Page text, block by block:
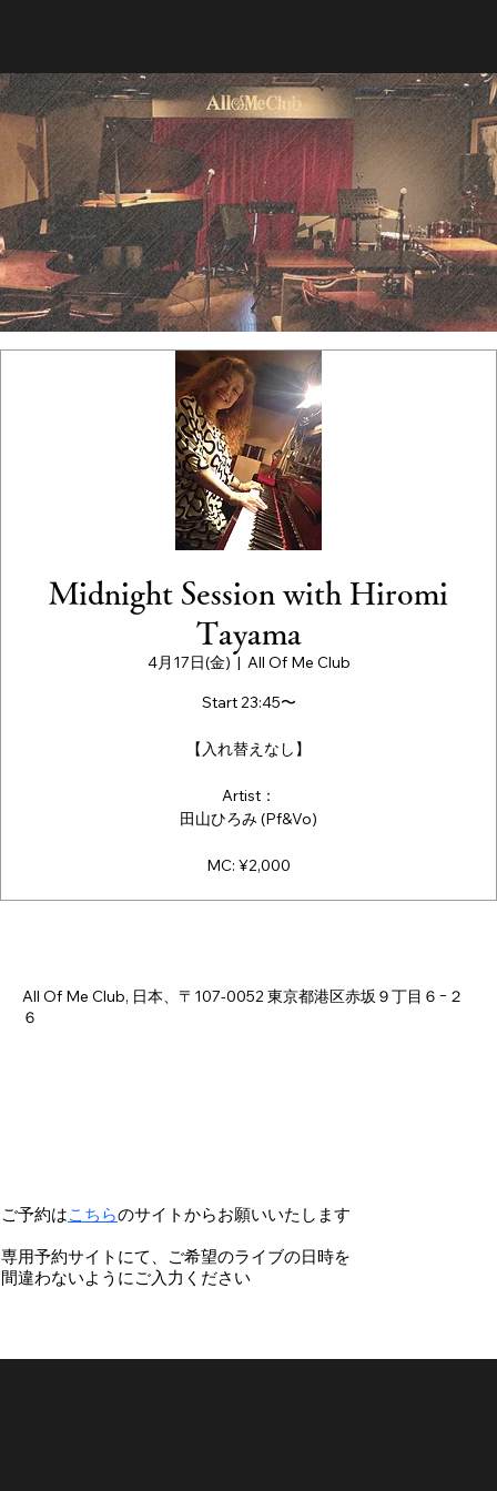
ご予約はこちらのサイトからお願いいたします
専用予約サイトにて、ご希望のライブの日時を
間違わないようにご入力ください
Midnight Session with Hiromi
Tayama
4月17日(金)
  |
All Of Me Club
Start 23:45〜
【入れ替えなし】
Artist：
田山ひろみ (Pf&Vo)
MC: ¥2,000
All Of Me Club, 日本、〒107-0052 東京都港区赤坂９丁目６−２
６